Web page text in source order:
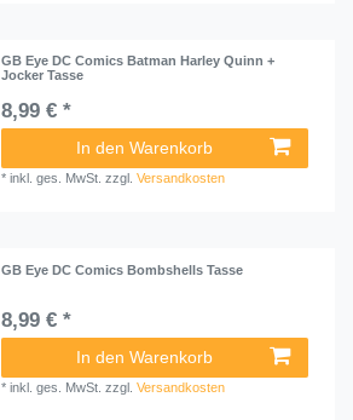
GB Eye DC Comics Batman Harley Quinn +
Jocker Tasse
8,99 € *
In den Warenkorb
*inkl. ges. MwSt. zzgl.Versandkosten
GB Eye DC Comics Bombshells Tasse
8,99 € *
In den Warenkorb
*inkl. ges. MwSt. zzgl.Versandkosten